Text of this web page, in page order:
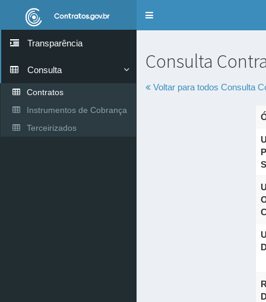
Alternar
Transparência
Consulta
Contratos
Instrumentos de Cobrança
Terceirizados
Consulta
Voltar para todos Consulta